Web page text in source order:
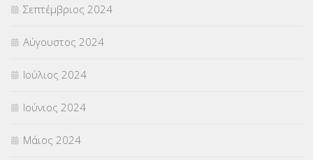
Σεπτέμβριος 2024
Αύγουστος 2024
Ιούλιος 2024
Ιούνιος 2024
Μάιος 2024